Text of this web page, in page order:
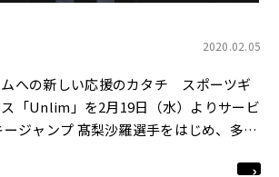
2020.02.05
への新しい応援のカタチ スポーツギ
「Unlim」を2月19日（水）よりサービ
ジャンプ 髙梨沙羅選手をはじめ、多数